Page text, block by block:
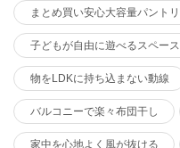
まとめ買い安心大容量パント
子どもが自由に遊べるスペース
物をLDKに持ち込まない動線
バルコニーで楽々布団干し
家中を心地よく風が抜ける